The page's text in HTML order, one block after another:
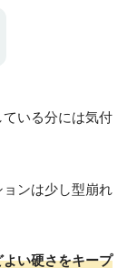
いる分には気付
ンは少し型崩れ
い硬さをキープ